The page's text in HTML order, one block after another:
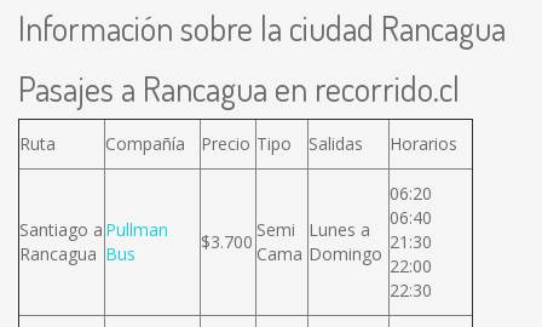
Información sobre la ciudad Rancagua
Pasajes a Rancagua en recorrido.cl
Ruta Compañía Precio Tipo Salidas Horarios
Santiago a
Rancagua
Pullman
Bus
$3.700
Semi
Cama
Lunes a
Domingo
06:20
06:40
21:30
22:00
22:30